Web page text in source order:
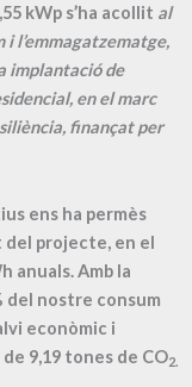
kWp s’ha acollit al
i l’emmagatzematge,
implantació de
en el marc
finançat per
ens ha permès
del projecte, en el
anuals. Amb la
del nostre consum
econòmic i
de 9,19 tones de CO2.